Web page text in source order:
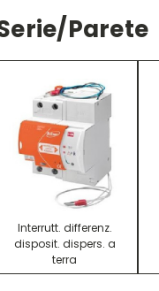
parete
Interrutt. differenz.
disposit. dispers. a
terra